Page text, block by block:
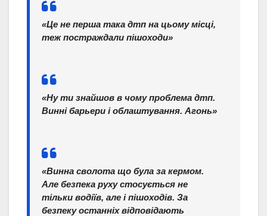
«Це не перша така дтп на цьому місці,
теж постраждали пішоходи»
«Ну ти знайшов в чому проблема дтп.
Винні барьери і облаштування. Агонь»
«Винна сволота що була за кермом.
Але безпека руху стосується не
тільки водіїв, але і пішоходів. За
безпеку останніх відповідають